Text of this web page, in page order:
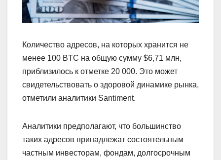
Количество адресов, на которых хранится не
менее 100 BTC на общую сумму $6,71 млн,
приблизилось к отметке 20 000. Это может
свидетельствовать о здоровой динамике рынка,
отметили аналитики Santiment.
Аналитики предполагают, что большинство
таких адресов принадлежат состоятельным
частным инвесторам, фондам, долгосрочным